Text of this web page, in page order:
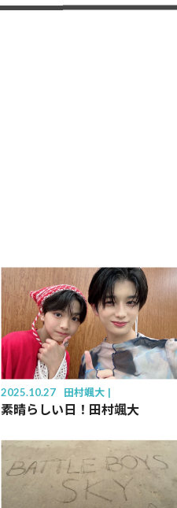
2025.10.27 田村颯大
素晴らしい日！田村颯大